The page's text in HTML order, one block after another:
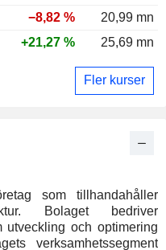
som tillhandahåller
Bolaget bedriver
utveckling och optimering
verksamhetssegment
−8,82 %
20,99 mn
+21,27 % 25,69 mn
Fler kurser